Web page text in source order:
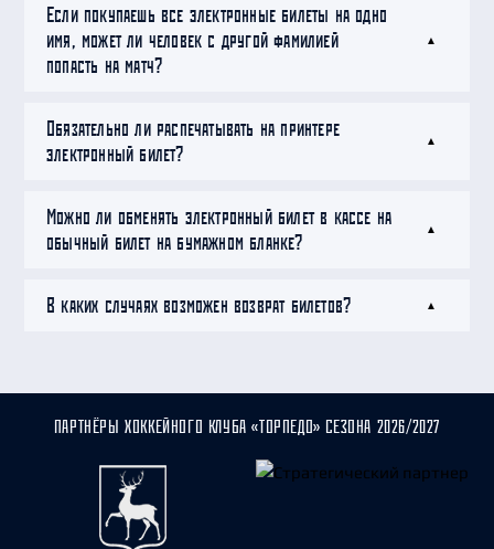
Если покупаешь все электронные билеты на одно
имя, может ли человек с другой фамилией
попасть на матч?
Обязательно ли распечатывать на принтере
электронный билет?
Можно ли обменять электронный билет в кассе на
обычный билет на бумажном бланке?
В каких случаях возможен возврат билетов?
ПАРТНЁРЫ ХОККЕЙНОГО КЛУБА «ТОРПЕДО» СЕЗОНА 2026/2027